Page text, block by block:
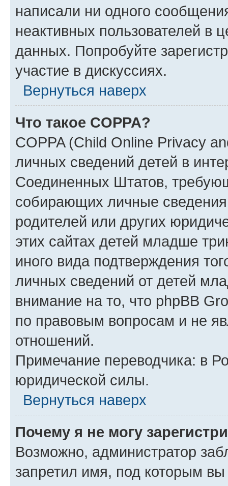
написали ни одного
неактивных пользователей в
данных. Попробуйте
участие в дискуссиях.
Вернуться наверх
Что такое COPPA?
COPPA (Child Online Privacy
личных сведений детей в
Соединенных Штатов,
собирающих личные
родителей или других
этих сайтах детей младше
иного вида подтверждения
личных сведений от детей
внимание на то, что phpBB
по правовым вопросам и не
отношений.
Примечание переводчика: в
юридической силы.
Вернуться наверх
Почему я не могу
Возможно, администратор
запретил имя, под которым вы